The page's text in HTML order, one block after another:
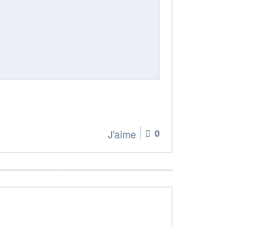
J'aime 0